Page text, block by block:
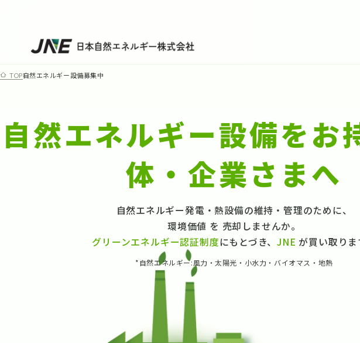
TOP自然エネルギー設備募集中
自然エネルギー設備をお
体・企業さまへ
自然エネルギー発電・熱設備の維持・管理のために、
環境価値 を 売却しませんか。
グリーンエネルギー認証制度にもとづき、JNE が買い取りま
*自然エネルギー:風力・太陽光・小水力・バイオマス・地熱